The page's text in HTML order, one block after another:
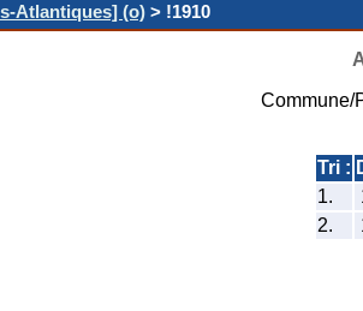
Atlantiques] (o) > !1910
Commune/
Tri :
1.
2.